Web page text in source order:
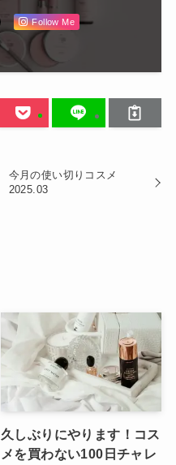
Follow Me
今月の使い切りコスメ
2025.03
久しぶりにやります！コス
メを買わない100日チャレ